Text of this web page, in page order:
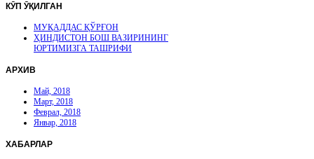
КӮП ӮҚИЛГАН
МУҚАДДАС ҚЎРҒОН
ҲИНДИСТОН БОШ ВАЗИРИНИНГ
ЮРТИМИЗГА ТАШРИФИ
АРХИВ
Май, 2018
Март, 2018
Феврал, 2018
Январ, 2018
ХАБАРЛАР